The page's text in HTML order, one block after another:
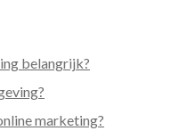
belangrijk?
marketing?